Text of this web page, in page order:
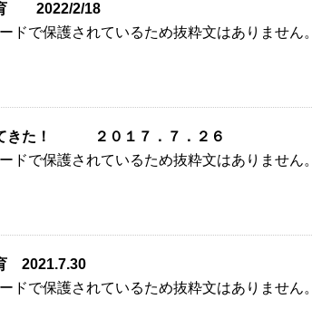
育 2022/2/18
ドで保護されているため抜粋文はありません。
てきた！ ２０１７．７．２６
ドで保護されているため抜粋文はありません。
2021.7.30
ドで保護されているため抜粋文はありません。